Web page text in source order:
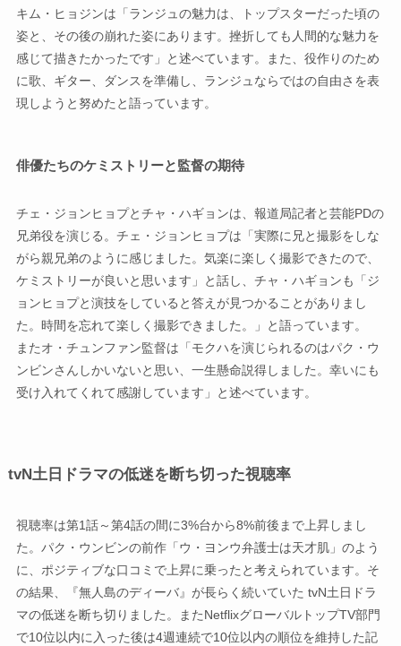
キム・ヒョジンは「ランジュの魅力は、トップスターだった頃の
姿と、その後の崩れた姿にあります。挫折しても人間的な魅力を
感じて描きたかったです」と述べています。また、役作りのため
に歌、ギター、ダンスを準備し、ランジュならではの自由さを表
現しようと努めたと語っています。
俳優たちのケミストリーと監督の期待
チェ・ジョンヒョプとチャ・ハギョンは、報道局記者と芸能PDの
兄弟役を演じる。チェ・ジョンヒョプは「実際に兄と撮影をしな
がら親兄弟のように感じました。気楽に楽しく撮影できたので、
ケミストリーが良いと思います」と話し、チャ・ハギョンも「ジ
ョンヒョプと演技をしていると答えが見つかることがありまし
た。時間を忘れて楽しく撮影できました。」と語っています。
またオ・チュンファン監督は「モクハを演じられるのはパク・ウ
ンビンさんしかいないと思い、一生懸命説得しました。幸いにも
受け入れてくれて感謝しています」と述べています。
tvN土日ドラマの低迷を断ち切った視聴率
視聴率は第1話～第4話の間に3%台から8%前後まで上昇しまし
た。パク・ウンビンの前作「ウ・ヨンウ弁護士は天才肌」のよう
に、ポジティブな口コミで上昇に乗ったと考えられています。そ
の結果、『無人島のディーバ』が長らく続いていた tvN土日ドラ
マの低迷を断ち切りました。またNetflixグローバルトップTV部門
で10位以内に入った後は4週連続で10位以内の順位を維持した記